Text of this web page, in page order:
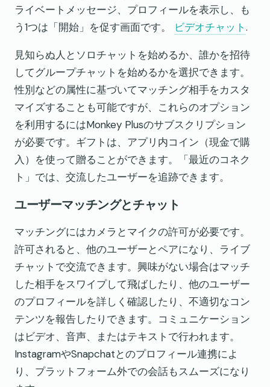
ライベートメッセージ、プロフィールを表示し、も
う1つは「開始」を促す画面です。
ビデオチャット.
見知らぬ人とソロチャットを始めるか、誰かを招待
してグループチャットを始めるかを選択できます。
性別などの属性に基づいてマッチング相手をカスタ
マイズすることも可能ですが、これらのオプション
を利用するにはMonkey Plusのサブスクリプション
が必要です。ギフトは、アプリ内コイン（現金で購
入）を使って贈ることができます。「最近のコネク
ト」では、交流したユーザーを追跡できます。
ユーザーマッチングとチャット
マッチングにはカメラとマイクの許可が必要です。
許可されると、他のユーザーとペアになり、ライブ
チャットで交流できます。興味がない場合はマッチ
した相手をスワイプして飛ばしたり、他のユーザー
のプロフィールを詳しく確認したり、不適切なコン
テンツを報告したりできます。コミュニケーション
はビデオ、音声、またはテキストで行われます。
InstagramやSnapchatとのプロフィール連携によ
り、プラットフォーム外での会話もスムーズになり